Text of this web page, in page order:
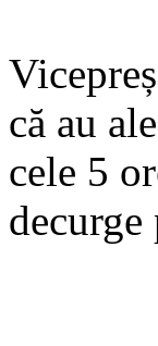
că au
cele 5